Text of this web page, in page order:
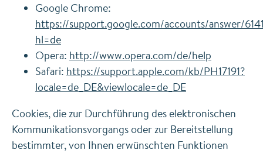
Google Chrome:
https://support.google.com/accounts/answer/
hl=de
Opera: http://www.opera.com/de/help
Safari: https://support.apple.com/kb/PH17191?
locale=de_DE&viewlocale=de_DE
Cookies, die zur Durchführung des elektronischen
Kommunikationsvorgangs oder zur Bereitstellung
bestimmter, von Ihnen erwünschten Funktionen